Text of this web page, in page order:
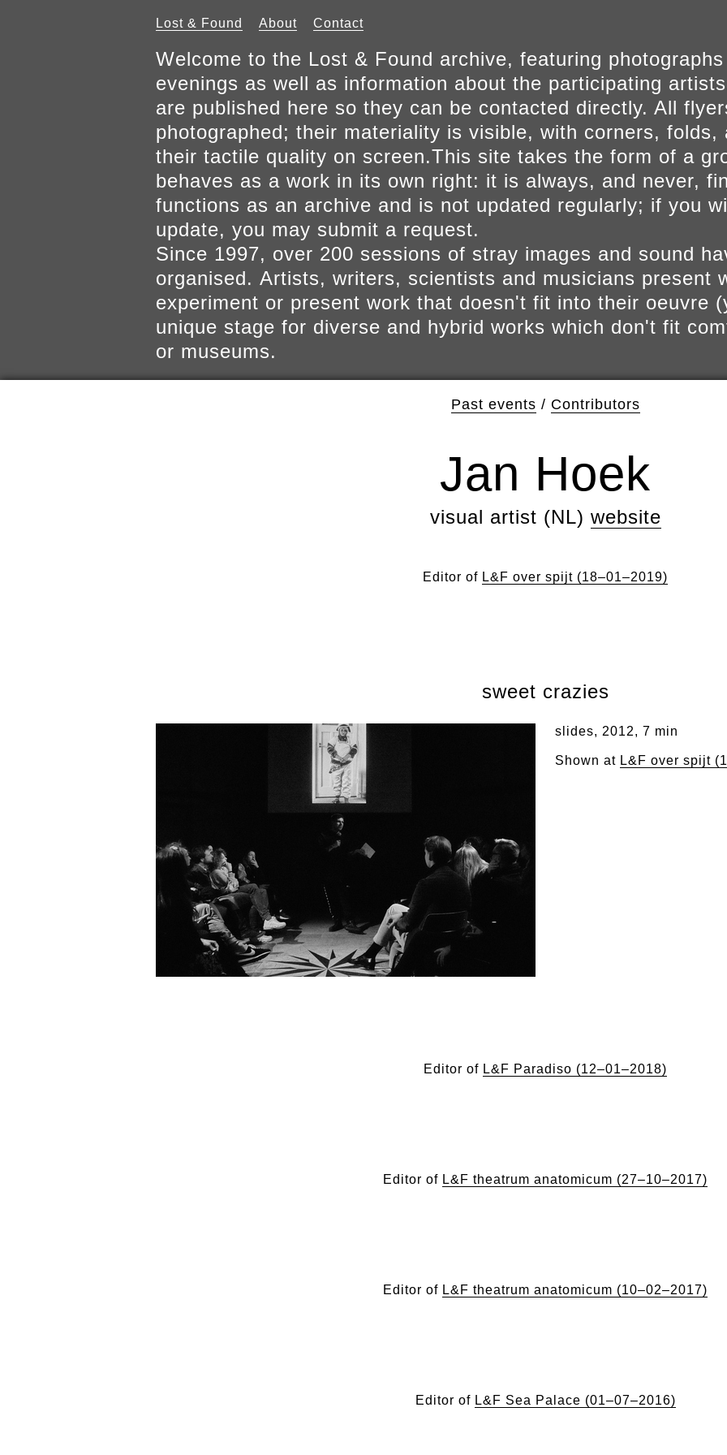
Lost & Found About Contact
Welcome to the Lost & Found archive, featuring
evenings as well as information about the participating
are published here so they can be contacted directly. All
photographed; their materiality is visible, with corners, folds,
their tactile quality on screen.This site takes the form of a
behaves as a work in its own right: it is always, and never,
functions as an archive and is not updated regularly; if you
update, you may submit a request.
Since 1997, over 200 sessions of stray images and sound
organised. Artists, writers, scientists and musicians present
experiment or present work that doesn't fit into their oeuvre
unique stage for diverse and hybrid works which don't fit
or museums.
Past events / Contributors
Jan Hoek
visual artist (NL) website
Editor of L&F over spijt (18–01–2019)
sweet crazies
slides, 2012, 7 min
Shown at L&F over spijt
Editor of L&F Paradiso (12–01–2018)
Editor of L&F theatrum anatomicum (27–10–2017)
Editor of L&F theatrum anatomicum (10–02–2017)
Editor of L&F Sea Palace (01–07–2016)